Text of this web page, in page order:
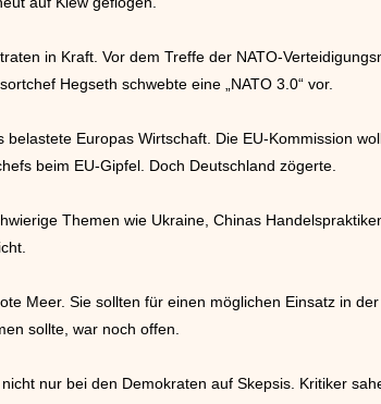
in Kraft. Vor dem Treffe der NATO-
Hegseth schwebte eine „NATO 3.0“ vor.
Europas Wirtschaft. Die EU-Kommission
beim EU-Gipfel. Doch Deutschland zögerte.
Themen wie Ukraine, Chinas
Meer. Sie sollten für einen möglichen Einsatz in
sollte, war noch offen.
nur bei den Demokraten auf Skepsis. Kritiker